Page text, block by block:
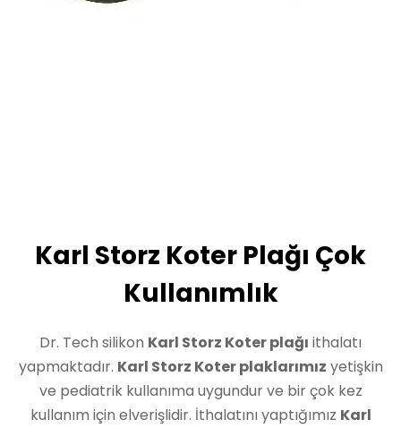
Karl Storz Koter Plağı Çok
Kullanımlık
Dr. Tech silikon Karl Storz Koter plağı ithalatı
yapmaktadır. Karl Storz Koter plaklarımız yetişkin
ve pediatrik kullanıma uygundur ve bir çok kez
kullanım için elverişlidir. İthalatını yaptığımız Karl